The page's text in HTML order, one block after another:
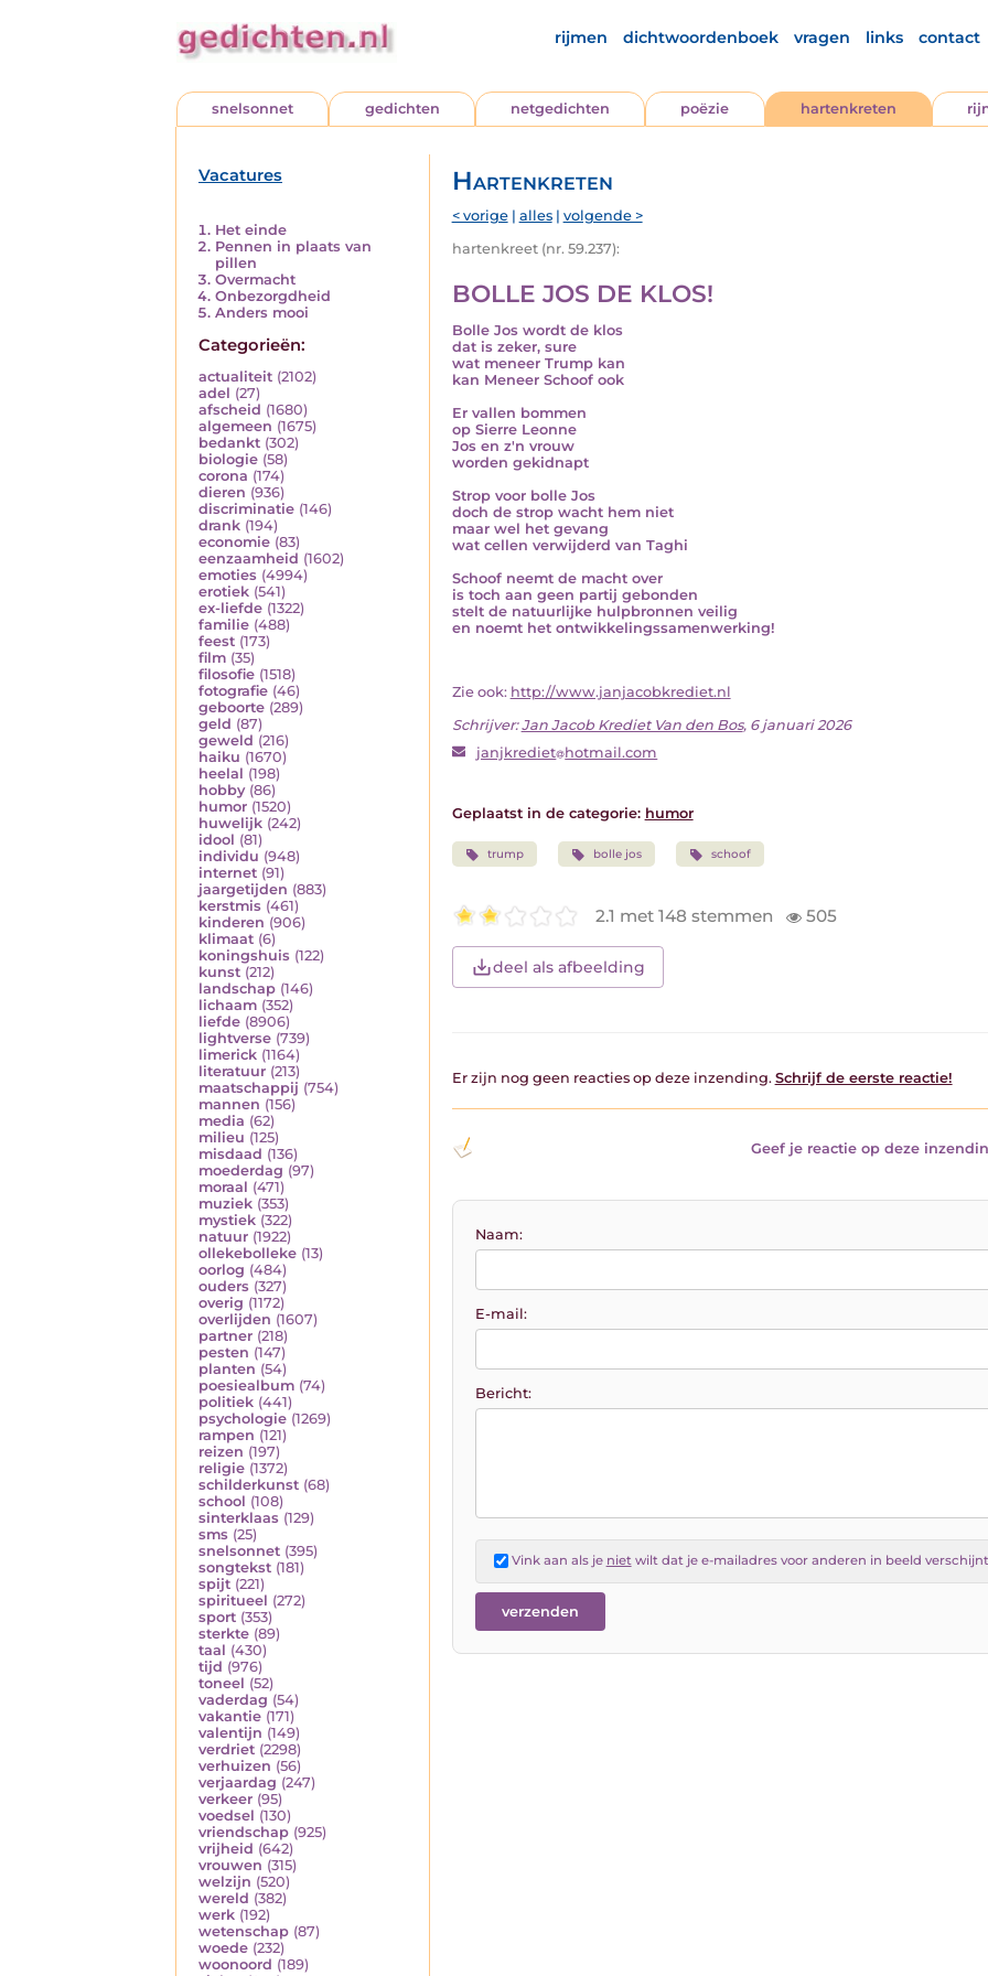
rijmen dichtwoordenboek vragen links contact
snelsonnet gedichten netgedichten poëzie hartenkreten
Vacatures
Het einde
Pennen in plaats van
pillen
Overmacht
Onbezorgdheid
Anders mooi
Categorieën:
actualiteit (2102)
adel (27)
afscheid (1680)
algemeen (1675)
bedankt (302)
biologie (58)
corona (174)
dieren (936)
discriminatie (146)
drank (194)
economie (83)
eenzaamheid (1602)
emoties (4994)
erotiek (541)
ex-liefde (1322)
familie (488)
feest (173)
film (35)
filosofie (1518)
fotografie (46)
geboorte (289)
geld (87)
geweld (216)
haiku (1670)
heelal (198)
hobby (86)
humor (1520)
huwelijk (242)
idool (81)
individu (948)
internet (91)
jaargetijden (883)
kerstmis (461)
kinderen (906)
klimaat (6)
koningshuis (122)
kunst (212)
landschap (146)
lichaam (352)
liefde (8906)
lightverse (739)
limerick (1164)
literatuur (213)
maatschappij (754)
mannen (156)
media (62)
milieu (125)
misdaad (136)
moederdag (97)
moraal (471)
muziek (353)
mystiek (322)
natuur (1922)
ollekebolleke (13)
oorlog (484)
ouders (327)
overig (1172)
overlijden (1607)
partner (218)
pesten (147)
planten (54)
poesiealbum (74)
politiek (441)
psychologie (1269)
rampen (121)
reizen (197)
religie (1372)
schilderkunst (68)
school (108)
sinterklaas (129)
sms (25)
snelsonnet (395)
songtekst (181)
spijt (221)
spiritueel (272)
sport (353)
sterkte (89)
taal (430)
tijd (976)
toneel (52)
vaderdag (54)
vakantie (171)
valentijn (149)
verdriet (2298)
verhuizen (56)
verjaardag (247)
verkeer (95)
voedsel (130)
vriendschap (925)
vrijheid (642)
vrouwen (315)
welzijn (520)
wereld (382)
werk (192)
wetenschap (87)
woede (232)
woonoord (189)
Hartenkreten
< vorige| alles| volgende >
hartenkreet (nr. 59.237):
BOLLE JOS DE KLOS!
Bolle Jos wordt de klos
dat is zeker, sure
wat meneer Trump kan
kan Meneer Schoof ook
Er vallen bommen
op Sierre Leonne
Jos en z'n vrouw
worden gekidnapt
Strop voor bolle Jos
doch de strop wacht hem niet
maar wel het gevang
wat cellen verwijderd van Taghi
Schoof neemt de macht over
is toch aan geen partij gebonden
stelt de natuurlijke hulpbronnen veilig
en noemt het ontwikkelingssamenwerking!
Zie ook: http://www.janjacobkrediet.nl
Schrijver:Jan Jacob Krediet Van den Bos, 6 januari 2026
janjkrediet hotmail.com
Geplaatst in de categorie: humor
trump bolle jos schoof
2.1 met 148 stemmen 505
deel als afbeelding
Er zijn nog geen reacties op deze inzending. Schrijf de eerste reactie!
Geef je reactie op deze
Naam:
E-mail:
Bericht:
Vink aan als je nietwilt dat je e-mailadres voor anderen in beeld verschijnt